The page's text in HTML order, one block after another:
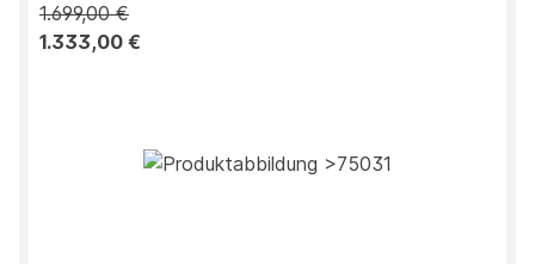
1.699,00 €
1.333,00 €